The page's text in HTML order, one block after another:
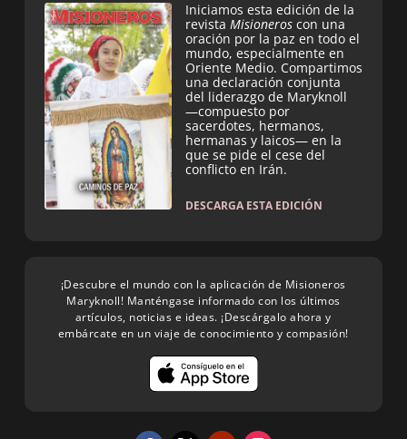
Iniciamos esta edición de la
revista Misioneros con una
oración por la paz en todo el
mundo, especialmente en
Oriente Medio. Compartimos
una declaración conjunta
del liderazgo de Maryknoll
—compuesto por
sacerdotes, hermanos,
hermanas y laicos— en la
que se pide el cese del
conflicto en Irán.
DESCARGA ESTA EDICIÓN
¡Descubre el mundo con la aplicación de Misioneros
Maryknoll! Manténgase informado con los últimos
artículos, noticias e ideas. ¡Descárgalo ahora y
embárcate en un viaje de conocimiento y compasión!